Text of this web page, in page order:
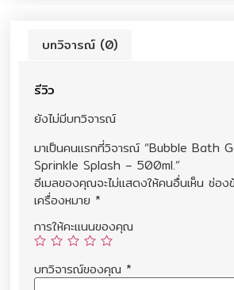
บทวิจารณ์ (0)
รีวิว
ยังไม่มีบทวิจารณ์
มาเป็นคนแรกที่วิจารณ์ “Bubble Bath
Sprinkle Splash – 500ml.”
อีเมลของคุณจะไม่แสดงให้คนอื่นเห็น ช่อง
เครื่องหมาย *
การให้คะแนนของคุณ
บทวิจารณ์ของคุณ *